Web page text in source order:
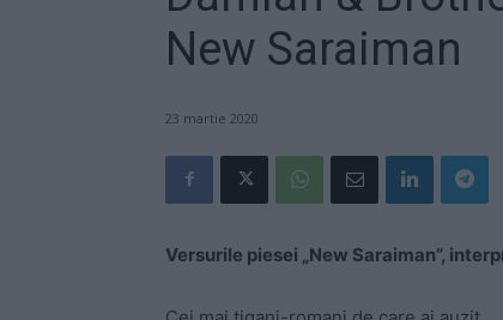
New Saraiman
23 martie 2020
Versurile piesei „New Saraiman”,